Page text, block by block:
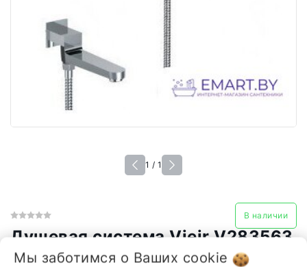
1 / 1
В наличии
Душевая система Vieir V283563
559,98 руб.
Мы заботимся о Ваших cookie